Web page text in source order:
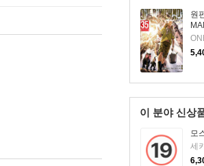
원
이 분야 신상
모